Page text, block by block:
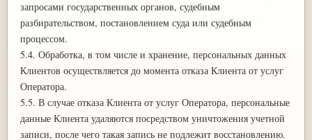
запросами государственных органов, судебным
разбирательством, постановлением суда или судебным
процессом.
5.4. Обработка, в том числе и хранение, персональных данных
Клиентов осуществляется до момента отказа Клиента от услуг
Оператора.
5.5. В случае отказа Клиента от услуг Оператора, персональные
данные Клиента удаляются посредством уничтожения учетной
записи, после чего такая запись не подлежит восстановлению.